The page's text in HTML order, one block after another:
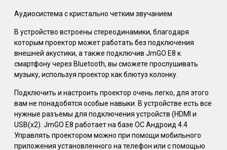
Аудиосистема с кристально четким звучанием
В устройство встроены стереодинамики, благодаря
которым проектор может работать без подключения
внешней акустики, а также подключив JmGO E8 к
смартфону через Bluetooth, вы сможете прослушивать
музыку, используя проектор как блютуз колонку.
Подключить и настроить проектор очень легко, для этого
вам не понадобятся особые навыки. В устройстве есть все
нужные разъемы для подключения устройств (HDMI и
USB(x2). JmGO E8 работает на базе ОС Андроид 4.4
Управлять проектором можно при помощи мобильного
приложения установленного на телефон или с помощью